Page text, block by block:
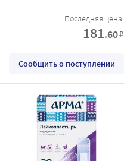
Последняя цена:
181.60₽
Сообщить о поступлении